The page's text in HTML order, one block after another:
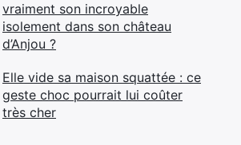
vraiment son incroyable
isolement dans son château
d’Anjou ?
Elle vide sa maison squattée : ce
geste choc pourrait lui coûter
très cher